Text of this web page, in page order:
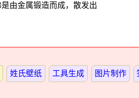
由金属锻造而成，散发出
姓氏壁纸 工具生成 图片制作